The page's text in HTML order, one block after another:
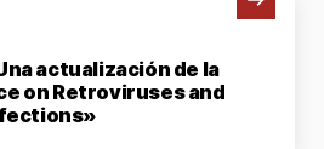
actualización de la
on Retroviruses and